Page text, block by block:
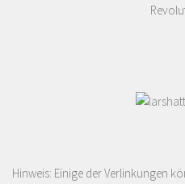
Hinweis: Einige der Verlinkungen